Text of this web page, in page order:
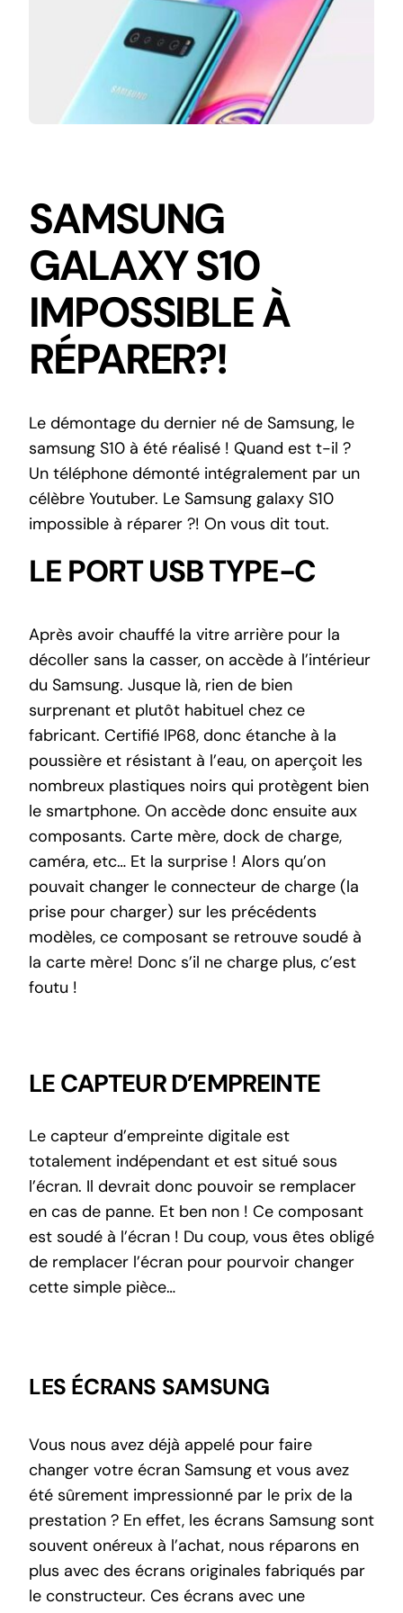
SAMSUNG
GALAXY S10
IMPOSSIBLE À
RÉPARER?!
Le démontage du dernier né de Samsung, le
samsung S10 à été réalisé ! Quand est t-il ?
Un téléphone démonté intégralement par un
célèbre Youtuber. Le Samsung galaxy S10
impossible à réparer ?! On vous dit tout.
LE PORT USB TYPE-C
Après avoir chauffé la vitre arrière pour la
décoller sans la casser, on accède à l’intérieur
du Samsung. Jusque là, rien de bien
surprenant et plutôt habituel chez ce
fabricant. Certifié IP68, donc étanche à la
poussière et résistant à l’eau, on aperçoit les
nombreux plastiques noirs qui protègent bien
le smartphone. On accède donc ensuite aux
composants. Carte mère, dock de charge,
caméra, etc… Et la surprise ! Alors qu’on
pouvait changer le connecteur de charge (la
prise pour charger) sur les précédents
modèles, ce composant se retrouve soudé à
la carte mère! Donc s’il ne charge plus, c’est
foutu !
LE CAPTEUR D’EMPREINTE
Le capteur d’empreinte digitale est
totalement indépendant et est situé sous
l’écran. Il devrait donc pouvoir se remplacer
en cas de panne. Et ben non ! Ce composant
est soudé à l’écran ! Du coup, vous êtes obligé
de remplacer l’écran pour pourvoir changer
cette simple pièce…
LES ÉCRANS SAMSUNG
Vous nous avez déjà appelé pour faire
changer votre écran Samsung et vous avez
été sûrement impressionné par le prix de la
prestation ? En effet, les écrans Samsung sont
souvent onéreux à l’achat, nous réparons en
plus avec des écrans originales fabriqués par
le constructeur. Ces écrans avec une